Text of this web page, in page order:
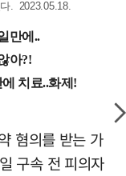
. 2023.05.18.
혐의를 받는 가
구속 전 피의자